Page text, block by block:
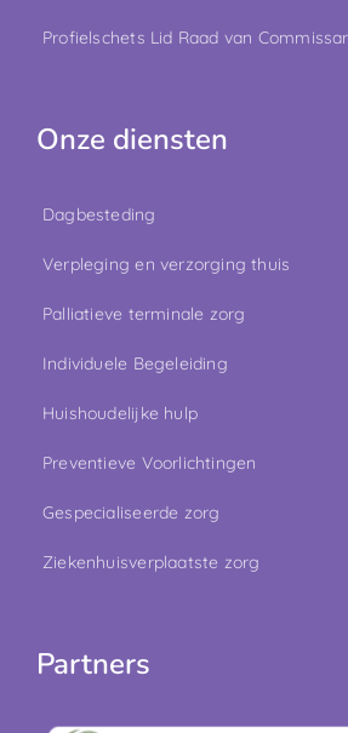
Profielschets Lid Raad van
Onze diensten
Dagbesteding
Verpleging en verzorging thuis
Palliatieve terminale zorg
Individuele Begeleiding
Huishoudelijke hulp
Preventieve Voorlichtingen
Gespecialiseerde zorg
Ziekenhuisverplaatste zorg
Partners